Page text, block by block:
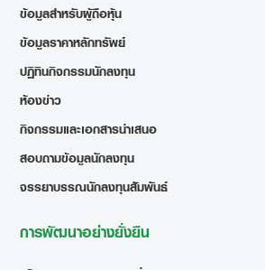
ข้อมูลสำหรับผู้ถือหุ้น
ข้อมูลราคาหลักทรัพย์
ปฏิทินกิจกรรมนักลงทุน
ห้องข่าว
กิจกรรมและเอกสารนำเสนอ
สอบถามข้อมูลนักลงทุน
จรรยาบรรณนักลงทุนสัมพันธ์
การพัฒนาอย่างยั่งยืน